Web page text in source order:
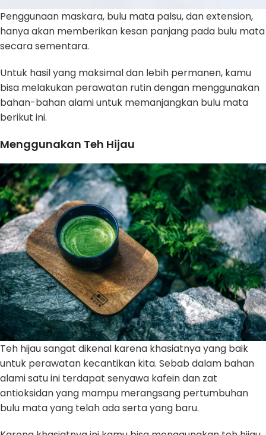
Penggunaan maskara, bulu mata palsu, dan extension,
hanya akan memberikan kesan panjang pada bulu mata
secara sementara.
Untuk hasil yang maksimal dan lebih permanen, kamu
bisa melakukan perawatan rutin dengan menggunakan
bahan-bahan alami untuk memanjangkan bulu mata
berikut ini.
Menggunakan Teh Hijau
Teh hijau sangat dikenal karena khasiatnya yang baik
untuk perawatan kecantikan kita. Sebab dalam bahan
alami satu ini terdapat senyawa kafein dan zat
antioksidan yang mampu merangsang pertumbuhan
bulu mata yang telah ada serta yang baru.